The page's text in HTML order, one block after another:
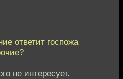
ответит госпожа
не интересует.